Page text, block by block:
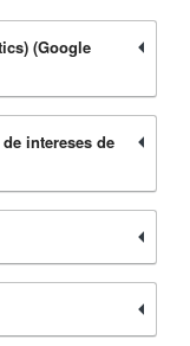
(Google
intereses de